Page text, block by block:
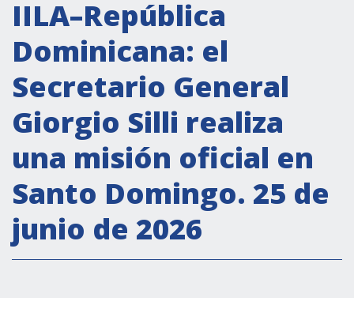
Secretaría Cultural
Secretaría Socioeconómica
Secretaría Técnico-científica
Forum Pymes
Conferencia Italia- América Latina y el Caribe
Red para la promoción de la igualdad de
género
Becas
Partnership
IILA–República
Dominicana: el
Secretario General
Giorgio Silli realiza
una misión oficial en
Santo Domingo. 25 de
junio de 2026